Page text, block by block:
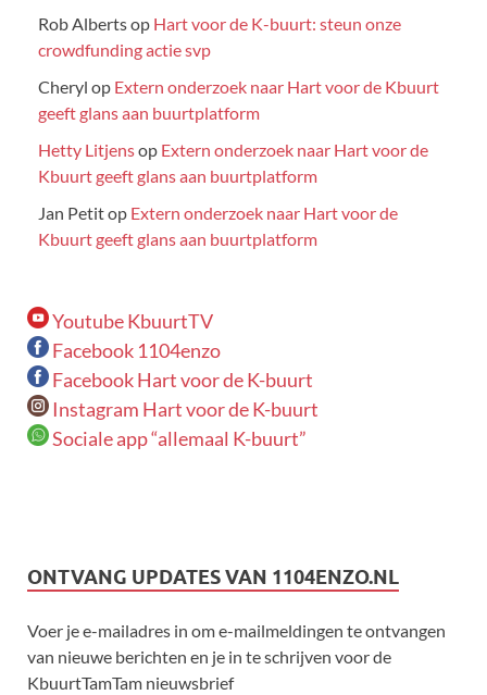
Rob Albertsop Hart voor de K-buurt: steun onze
crowdfunding actie svp
Cheryl op Extern onderzoek naar Hart voor de Kbuurt
geeft glans aan buurtplatform
Hetty Litjensop Extern onderzoek naar Hart voor de
Kbuurt geeft glans aan buurtplatform
Jan Petitop Extern onderzoek naar Hart voor de
Kbuurt geeft glans aan buurtplatform
Youtube KbuurtTV
Facebook 1104enzo
Facebook Hart voor de K-buurt
Instagram Hart voor de K-buurt
Sociale app “allemaal K-buurt”
ONTVANG UPDATES VAN 1104ENZO.NL
Voer je e-mailadres in om e-mailmeldingen te ontvangen
van nieuwe berichten en je in te schrijven voor de
KbuurtTamTam nieuwsbrief